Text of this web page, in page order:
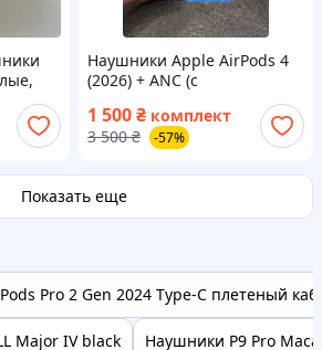
Наушники Apple AirPods 4
(2026) + ANC (с
18+26+) + Анімація
1 500₴ комплект
3 500 ₴ -57%
Показать еще
Pro 2 Gen 2024 Type-C плетеный
Major IV black Наушники P9 Pro